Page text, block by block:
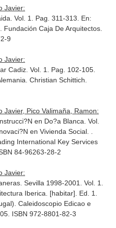
Javier:
Vol. 1. Pag. 311-313. En:
Fundación Caja De Arquitectos.
9
Javier:
Cadiz. Vol. 1. Pag. 102-105.
Christian Schittich.
Javier, Pico Valimaña, Ramon:
en Do?a Blanca. Vol.
en Vivienda Social. .
International Key Services
84-96263-28-2
Javier:
Sevilla 1998-2001. Vol. 1.
Iberica. [habitar] . Ed. 1.
Caleidoscopio Edicao e
ISBN 972-8801-82-3